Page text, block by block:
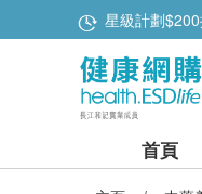
星級計劃
首頁